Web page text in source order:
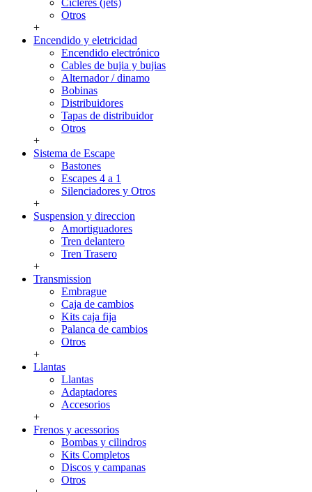
Cicleres (jets)
Otros
+
Encendido y eletricidad
Encendido electrónico
Cables de bujia y bujias
Alternador / dinamo
Bobinas
Distribuidores
Tapas de distribuidor
Otros
+
Sistema de Escape
Bastones
Escapes 4 a 1
Silenciadores y Otros
+
Suspension y direccion
Amortiguadores
Tren delantero
Tren Trasero
+
Transmission
Embrague
Caja de cambios
Kits caja fija
Palanca de cambios
Otros
+
Llantas
Llantas
Adaptadores
Accesorios
+
Frenos y acessorios
Bombas y cilindros
Kits Completos
Discos y campanas
Otros